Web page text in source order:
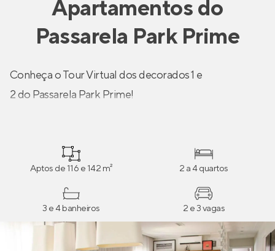
Apartamentosdo
Passarela Park Prime
Conheça o Tour Virtual dos decorados 1 e
2 do Passarela Park Prime!
Aptos de 116 e 142 m² 2 a 4 quartos
3 e 4 banheiros 2 e 3 vagas